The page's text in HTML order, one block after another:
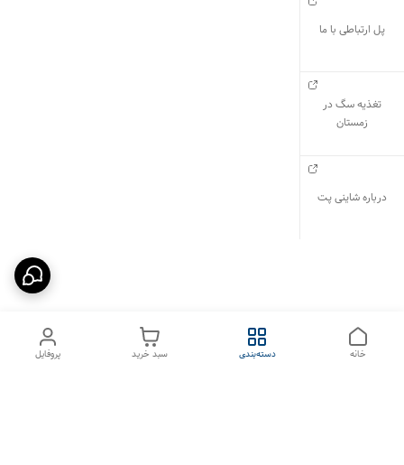
پل ارتباطی با ما
تغذیه سگ در
زمستان
درباره شاینی پت
پروفایل سبد خرید دسته‌بندی خانه